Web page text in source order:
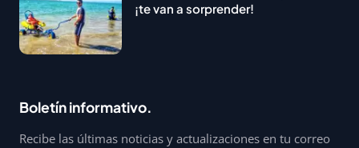
¡te van a sorprender!
Boletín informativo.
Recibe las últimas noticias y actualizaciones en tu correo